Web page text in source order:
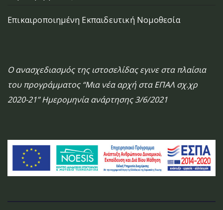
Επικαιροποιημένη Εκπαιδευτική Νομοθεσία
Ο ανασχεδιασμός της ιστοσελίδας εγινε στα πλαίσια
του προγράμματος “Μια νέα αρχή στα ΕΠΑΛ σχ.χρ
2020-21” Ημερομηνία ανάρτησης 3/6/2021